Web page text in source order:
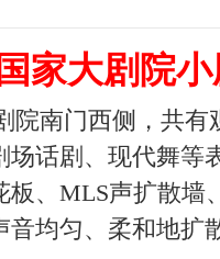
国家大剧院
南门西侧，共有
场话剧、现代舞等
板、MLS声扩散墙
均匀、柔和地扩